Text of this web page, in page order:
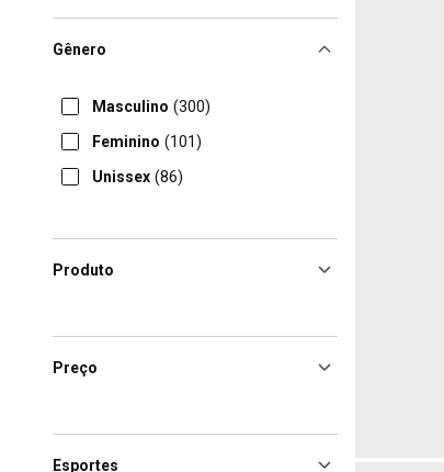
Gênero
Masculino (300)
Feminino (101)
Unissex (86)
Produto
Preço
Esportes